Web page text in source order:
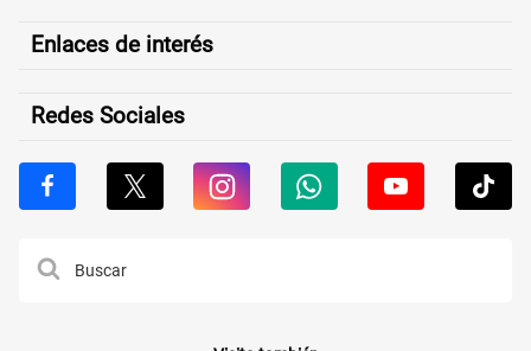
Enlaces de interés
Redes Sociales